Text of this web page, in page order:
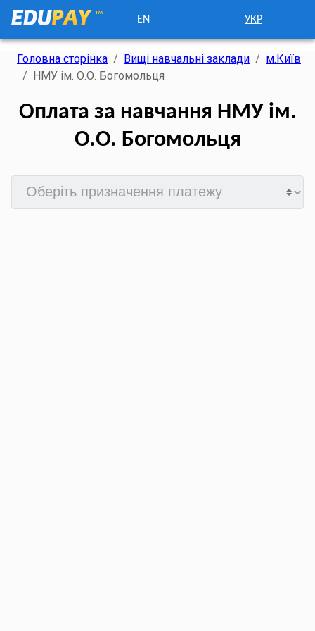
EN УКР
Головна сторінка / Вищі навчальні заклади / м.Київ
/ НМУ ім. О.О. Богомольця
Оплата за навчання НМУ ім.
О.О. Богомольця